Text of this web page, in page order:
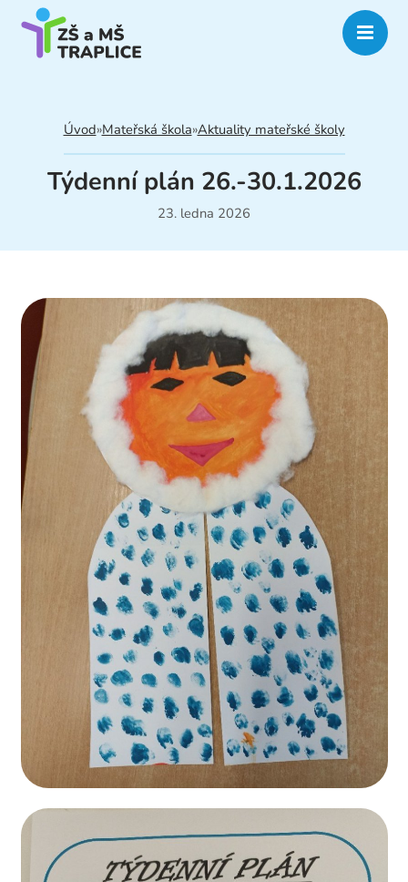
Úvod»Mateřská škola»Aktuality mateřské školy
Týdenní plán 26.-30.1.2026
23. ledna 2026